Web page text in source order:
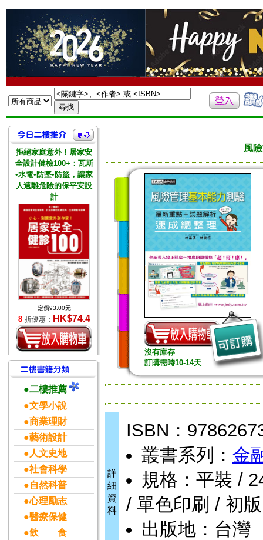
拒絕家庭意外！居家安
全設計健檢100+：瓦斯
•水電•防墜•防盜，讓家
人遠離危險的保平安設
計
定價93.00元
8 折優惠： HK$74.4
●二樓推薦
●文學小說
●商業理財
●藝術設計
●人文史地
●社會科學
●自然科普
●心理勵志
●醫療保健
●飲 食
風
沒有庫存
訂購需時10-14天
詳
細
資
料
ISBN：
叢書系列： 金
規格：平裝 /
/ 單色印刷 / 初版
出版地：台灣